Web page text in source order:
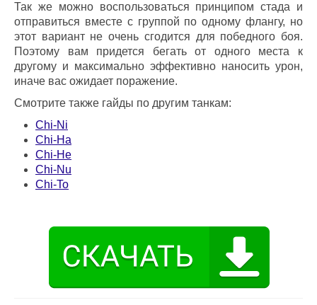
Так же можно воспользоваться принципом стада и
отправиться вместе с группой по одному флангу, но
этот вариант не очень сгодится для победного боя.
Поэтому вам придется бегать от одного места к
другому и максимально эффективно наносить урон,
иначе вас ожидает поражение.
Смотрите также гайды по другим танкам:
Chi-Ni
Chi-Ha
Chi-He
Chi-Nu
Chi-To